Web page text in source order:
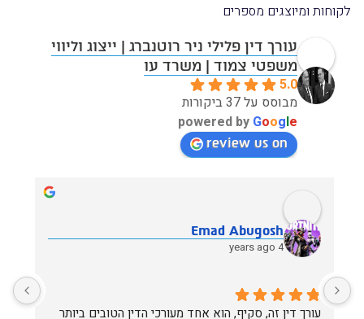
לקוחות ומיוצגים מספרים
עורך דין פלילי ניר רוטנברג | ייצוג וליווי
משפטי צמוד | משרד עו
5.0
מבוסס על 37 ביקורות
powered by Google
review us on
tania sher
10 years ago